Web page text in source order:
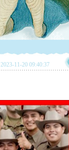
2023-11-20 09:40:37